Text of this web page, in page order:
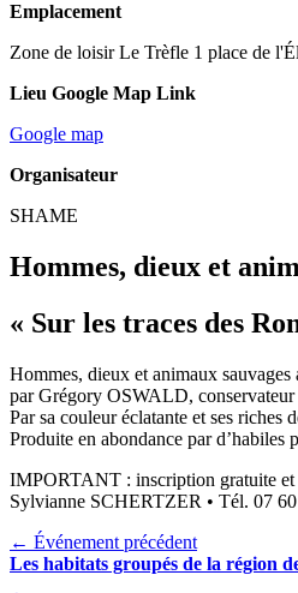
Emplacement
Zone de loisir Le Trèfle 1 place de
Lieu Google Map Link
Google map
Organisateur
SHAME
Hommes, dieux et
« Sur les traces des
Hommes, dieux et animaux
par Grégory OSWALD, conservateur
Par sa couleur éclatante et ses
Produite en abondance par d’habiles
IMPORTANT : inscription gratuite et
Sylvianne SCHERTZER • Tél. 07
← Événement précédent
Les habitats groupés de la région